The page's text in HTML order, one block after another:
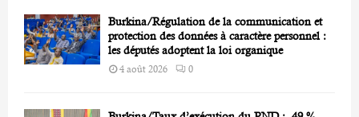
Burkina/Régulation de la communication et
protection des données à caractère personnel :
les députés adoptent la loi organique
4 août 2026 0